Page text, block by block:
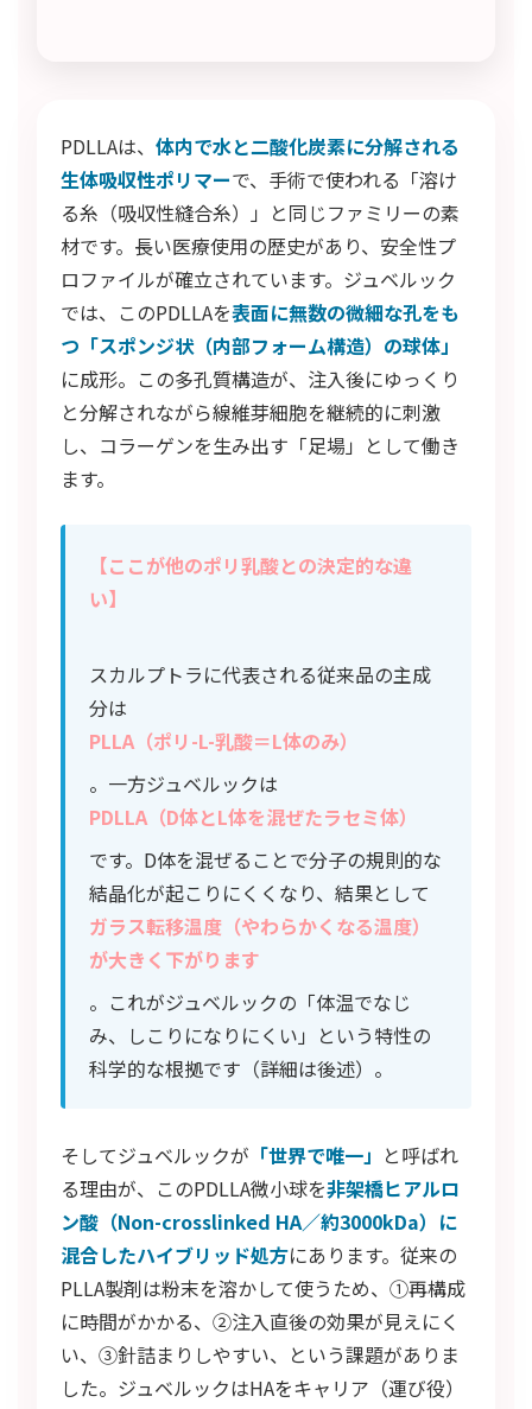
PDLLAは、 体内で水と二酸化炭素に分解される
生体吸収性ポリマーで、手術で使われる「溶け
る糸（吸収性縫合糸）」と同じファミリーの素
材です。長い医療使用の歴史があり、安全性プ
ロファイルが確立されています。ジュベルック
では、このPDLLAを表面に無数の微細な孔をも
つ「スポンジ状（内部フォーム構造）の球体」
に成形。この多孔質構造が、注入後にゆっくり
と分解されながら線維芽細胞を継続的に刺激
し、コラーゲンを生み出す「足場」として働き
ます。
【ここが他のポリ乳酸との決定的な違
い】
スカルプトラに代表される従来品の主成
分は
PLLA（ポリ-L-乳酸＝L体のみ）
。一方ジュベルックは
PDLLA（D体とL体を混ぜたラセミ体）
です。D体を混ぜることで分子の規則的な
結晶化が起こりにくくなり、結果として
ガラス転移温度（やわらかくなる温度）
が大きく下がります
。これがジュベルックの「体温でなじ
み、しこりになりにくい」という特性の
科学的な根拠です（詳細は後述）。
そしてジュベルックが 「世界で唯一」 と呼ばれ
る理由が、このPDLLA微小球を非架橋ヒアルロ
ン酸（Non-crosslinked HA／約3000kDa）に
混合したハイブリッド処方にあります。従来の
PLLA製剤は粉末を溶かして使うため、①再構成
に時間がかかる、②注入直後の効果が見えにく
い、③針詰まりしやすい、という課題がありま
した。ジュベルックはHAをキャリア（運び役）